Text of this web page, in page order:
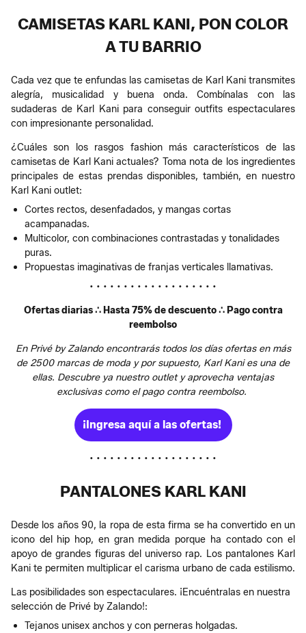
CAMISETAS KARL KANI, PON COLOR
A TU BARRIO
Cada vez que te enfundas las camisetas de Karl Kani transmites
alegría, musicalidad y buena onda. Combínalas con las
sudaderas de Karl Kani para conseguir outfits espectaculares
con impresionante personalidad.
¿Cuáles son los rasgos fashion más característicos de las
camisetas de Karl Kani actuales? Toma nota de los ingredientes
principales de estas prendas disponibles, también, en nuestro
Karl Kani outlet:
Cortes rectos, desenfadados, y mangas cortas
acampanadas.
Multicolor, con combinaciones contrastadas y tonalidades
puras.
Propuestas imaginativas de franjas verticales llamativas.
• • • • • • • • • • • • • • • • • • •
Ofertas diarias ∴ Hasta 75% de descuento ∴ Pago contra
reembolso
En Privé by Zalando encontrarás todos los días ofertas en más
de 2500 marcas de moda y por supuesto, Karl Kani es una de
ellas. Descubre ya nuestro outlet y aprovecha ventajas
exclusivas como el pago contra reembolso.
¡Ingresa aquí a las ofertas!
• • • • • • • • • • • • • • • • • • •
PANTALONES KARL KANI
Desde los años 90, la ropa de esta firma se ha convertido en un
icono del hip hop, en gran medida porque ha contado con el
apoyo de grandes figuras del universo rap. Los pantalones Karl
Kani te permiten multiplicar el carisma urbano de cada estilismo.
Las posibilidades son espectaculares. ¡Encuéntralas en nuestra
selección de Privé by Zalando!:
Tejanos unisex anchos y con perneras holgadas.